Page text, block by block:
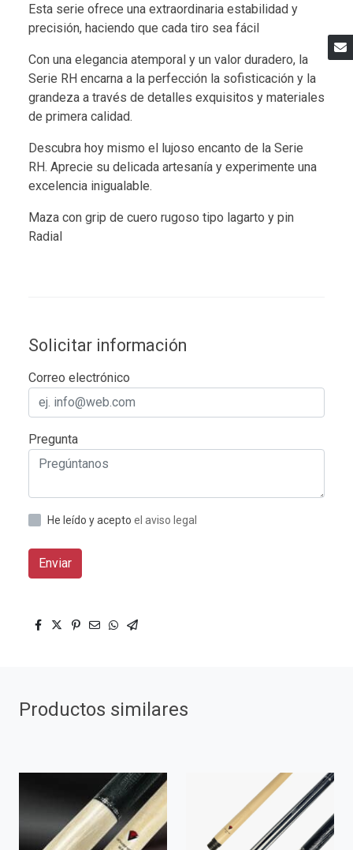
Esta serie ofrece una extraordinaria estabilidad y
precisión, haciendo que cada tiro sea fácil
Con una elegancia atemporal y un valor duradero, la
Serie RH encarna a la perfección la sofisticación y la
grandeza a través de detalles exquisitos y materiales
de primera calidad.
Descubra hoy mismo el lujoso encanto de la Serie
RH. Aprecie su delicada artesanía y experimente una
excelencia inigualable.
Maza con grip de cuero rugoso tipo lagarto y pin
Radial
Solicitar información
Correo electrónico
Pregunta
He leído y acepto el aviso legal
Enviar
Productos similares